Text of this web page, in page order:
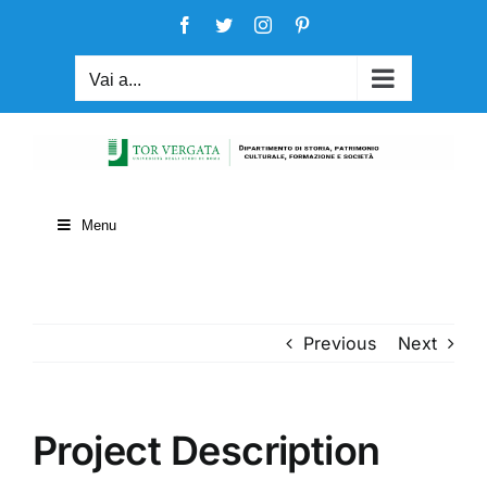
Facebook
TwitterInstagram
Vai a...
Menu
Previous Next
Project Description